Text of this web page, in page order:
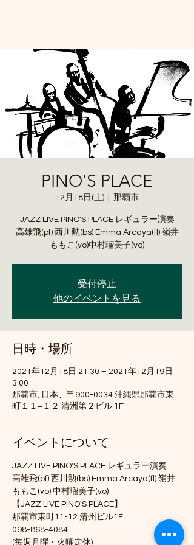
PINO'S PLACE
12月18日(土) 那覇市
JAZZ LIVE PINO'S PLACE レギュラー演奏
高雄飛(pf) 西川勲(bs) Emma Arcaya(fl) 嶺井
受付停止
他のイベントを見る
日時・場所
2021年12月18日 21:30 – 2021年12月19日
3:00
那覇市, 日本、〒900-0034 沖縄県那覇市東
町１１−１２ 清洲第２ビル 1F
イベントについて
JAZZ LIVE PINO'S PLACE レギュラー演奏
高雄飛(pf) 西川勲(bs) Emma Arcaya(fl) 嶺井
ももこ(vo) 中村瑠美子(vo)
【JAZZ LIVE PINO'S PLACE】
那覇市東町11-12 清州ビル1F
098-868-4084
(毎週月曜・火曜定休)